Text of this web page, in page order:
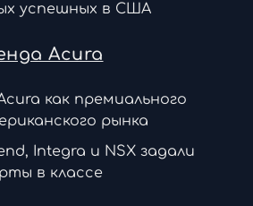
успешных в США
Acura
как премиального
рынка
Integra и NSX задали
в классе